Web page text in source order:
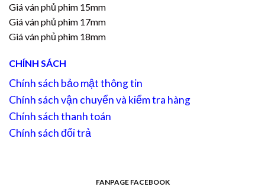
Giá ván phủ phim 15mm
Giá ván phủ phim 17mm
Giá ván phủ phim 18mm
CHÍNH SÁCH
Chính sách bảo mật thông tin
Chính sách vận chuyển và kiểm tra hàng
Chính sách thanh toán
Chính sách đổi trả
FANPAGE FACEBOOK